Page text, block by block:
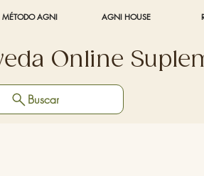
MÉTODO AGNI AGNI HOUSE
Online
Buscar